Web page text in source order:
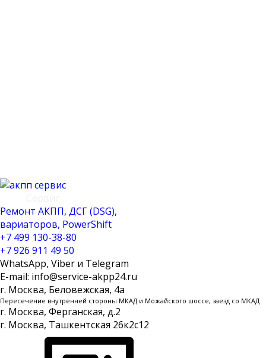
Ремонт АКПП, ДСГ (DSG),
вариаторов, PowerShift
+7 499 130-38-80
+7 926 911 49 50
WhatsApp, Viber и Telegram
E-mail: info@service-akpp24.ru
г. Москва, Беловежская, 4a
Пересечение внутренней стороны МКАД и Можайского шоссе, заезд со МКАД
г. Москва, Ферганская, д.2
г. Москва, Ташкентская 26к2с12